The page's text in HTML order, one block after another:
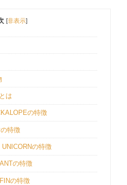
[非表示]
は
の特徴
特徴
の特徴
の特徴
の特徴